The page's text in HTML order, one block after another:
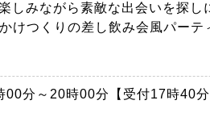
しみながら素敵な出会いを探し
けつくりの差し飲み会風パーテ
分～20時00分【受付17時40分